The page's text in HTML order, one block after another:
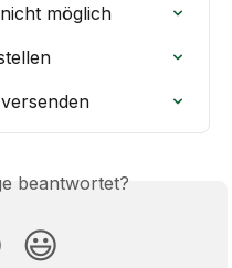
möglich
beantwortet?
😃